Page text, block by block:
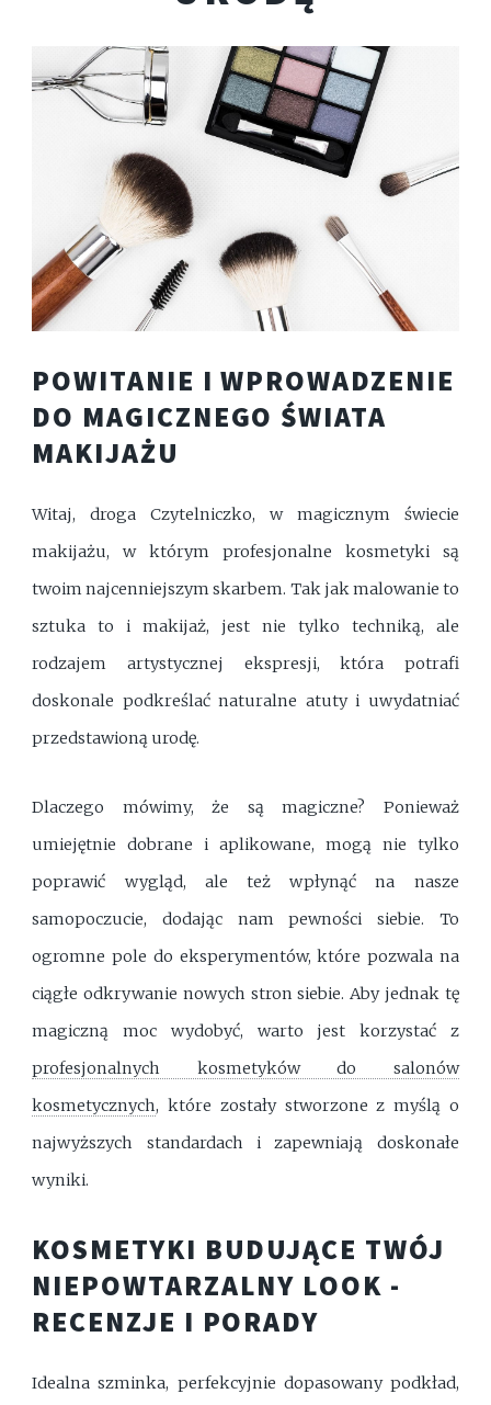
POWITANIE I WPROWADZENIE
DO MAGICZNEGO ŚWIATA
MAKIJAŻU
Witaj, droga Czytelniczko, w magicznym świecie
makijażu, w którym profesjonalne kosmetyki są
twoim najcenniejszym skarbem. Tak jak malowanie to
sztuka to i makijaż, jest nie tylko techniką, ale
rodzajem artystycznej ekspresji, która potrafi
doskonale podkreślać naturalne atuty i uwydatniać
przedstawioną urodę.
Dlaczego mówimy, że są magiczne? Ponieważ
umiejętnie dobrane i aplikowane, mogą nie tylko
poprawić wygląd, ale też wpłynąć na nasze
samopoczucie, dodając nam pewności siebie. To
ogromne pole do eksperymentów, które pozwala na
ciągłe odkrywanie nowych stron siebie. Aby jednak tę
magiczną moc wydobyć, warto jest korzystać z
profesjonalnych kosmetyków do salonów
kosmetycznych, które zostały stworzone z myślą o
najwyższych standardach i zapewniają doskonałe
wyniki.
KOSMETYKI BUDUJĄCE TWÓJ
NIEPOWTARZALNY LOOK -
RECENZJE I PORADY
Idealna szminka, perfekcyjnie dopasowany podkład,